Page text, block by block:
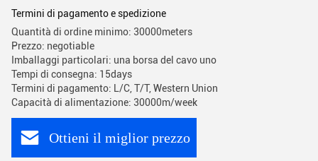
Termini di pagamento e spedizione
Quantità di ordine minimo: 30000meters
Prezzo: negotiable
Imballaggi particolari: una borsa del cavo uno
Tempi di consegna: 15days
Termini di pagamento: L/C, T/T, Western Union
Capacità di alimentazione: 30000m/week
Ottieni il miglior prezzo